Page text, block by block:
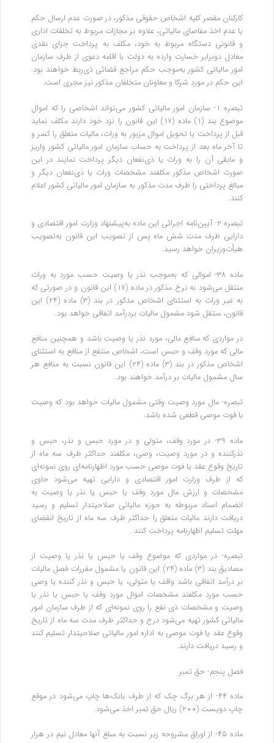
کارکنان مقصر کلیه اشخاص حقوقی مذکور، در صورت عدم ارسال حکم
یا عدم اخذ مفاصای مالیاتی، علاوه بر مجازات مربوط به تخلفات اداری
و قانونی دستگاه مربوط به خود، مکلف به پرداخت جزای نقدی
معادل دوبرابر خسارت‌ وارده به دولت با اقامه دعوی از طرف سازمان
امور مالیاتی کشور به‌موجب حکم مراجع قضائی ذی‌ربط خواهند بود.
این حکم در مورد شرکا و معاونان متخلفان مذکور نیز مجری است.
تبصره ۱- سازمان امور مالیاتی کشور می‌تواند اشخاصی را که اموال
موضوع بند (۱) ماده (۱۷) این قانون را نزد خود دارند مکلف نماید
قبل از پرداخت یا تحویل اموال مزبور به وراث، مالیات متعلق را کسر و
تا آخر ماه بعد از پرداخت به حساب سازمان امور مالیاتی کشور واریز
و مابقی آن را به وراث یا ذی‌نفعان دیگر پرداخت نمایند در این
صورت اشخاص مذکور مکلفند مشخصات وراث یا ذی‌نفعان دیگر و
مبالغ پرداختی را ظرف مدت مذکور به سازمان امور مالیاتی کشور اعلام
کنند.
تبصره ۲- آیین‌نامه اجرائی این ماده به‌پیشنهاد وزارت امور اقتصادی و
دارایی ظرف مدت شش ماه پس از تصویب این قانون به‌تصویب
هیأت‌وزیران خواهد رسید.
ماده ۳۸- اموالی که به‌موجب نذر یا وصیت حسب مورد به وراث
منتقل می‌شود به نرخ مذکور در ماده (۱۷) این قانون و در صورتی که
به غیر وراث به استثنای اشخاص مذکور در بند (۳) ماده (۲۴) این
قانون، منتقل شود مشمول مالیات بردرآمد اتفاقی خواهد بود.
در مواردی که منافع مالی، مورد نذر یا وصیت باشد و همچنین منافع
مالی که مورد وقف و حبس است، اشخاص منتفع از منافع به استثنای
اشخاص مذکور در بند (۳) ماده (۲۴) این قانون نسبت به منافع هر
سال مشمول مالیات بر درآمد خواهند بود.
تبصره- مال مورد وصیت وقتی مشمول مالیات خواهد بود که وصیت
با فوت موصی قطعی شده باشد.
ماده ۳۹- در مورد وقف، متولی و در مورد حبس و نذر، حبس و
نذرکننده و در مورد وصیت، وصی، مکلفند حداکثر ظرف سه ماه از
تاریخ وقوع‌ عقد یا فوت موصی حسب مورد اظهارنامه‌ای روی نمونه‌ای
که از طرف وزارت امور اقتصادی و دارایی تهیه می‌شود حاوی
مشخصات و ارزش مال‌ مورد وقف یا حبس یا نذر یا وصیت به
انضمام اسناد مربوطه به حوزه مالیاتی صلاحیتدار تسلیم و رسید
دریافت دارند مالیات متعلق را حداکثر ظرف سه ماه از تاریخ انقضای
مهلت تسلیم اظهارنامه پرداخت کنند .
تبصره- در مواردی که موضوع وقف یا حبس یا نذر یا وصیت از
مصادیق بند (۳) ماده (۲۴) این قانون یا مشمول مقررات فصل مالیات
بر درآمد اتفاقی باشد واقف یا متولی، یا حبس و نذر کننده یا وصی
حسب مورد مکلفند مشخصات اموال مورد وقف یا حبس یا نذر یا
وصیت و مشخصات ذی‌ نفع را روی نمونه‌ای که از طرف سازمان امور
مالیاتی کشور تهیه می‌شود درج و حداکثر ظرف مدت سه ماه از تاریخ
وقوع عقد یا فوت موصی به اداره امور مالیاتی صلاحیتدار تسلیم کنند
و رسید دریافت دارند.
‌فصل پنجم- حق تمبر
‌ماده ۴۴- از هر برگ چک که از طرف بانک‌ها چاپ می‌شود در موقع
چاپ دویست (۲۰۰) ریال حق تمبر اخذ می‌شود.
ماده ۴۵- از اوراق مشروحه زیر نسبت به مبلغ آنها معادل نیم در هزار